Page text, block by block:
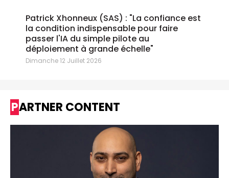
Patrick Xhonneux (SAS) : "La confiance est
la condition indispensable pour faire
passer l'IA du simple pilote au
déploiement à grande échelle"
Dimanche 12 Juillet 2026
PARTNER CONTENT